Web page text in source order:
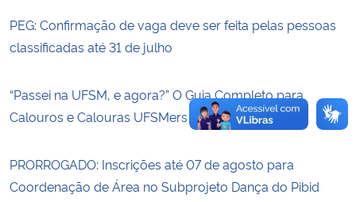
PEG: Confirmação de vaga deve ser feita pelas pessoas
classificadas até 31 de julho
“Passei na UFSM, e agora?” O Guia Completo para
Calouros e Calouras UFSMers
PRORROGADO: Inscrições até 07 de agosto para
Coordenação de Área no Subprojeto Dança do Pibid